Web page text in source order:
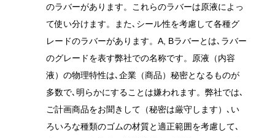
のラバーがあります。これらのラバーは原液によっ
て使い分けます。また､シール性を考慮して各種グ
レードのラバーがあります。A, Bラバーとは､ラバー
のグレードを表す弊社での名称です。原液（内容
液）の物理特性は､企業（商品）秘密となるものが
多数で､明らかにすることは嫌われます。弊社では､
ご計画商品をお聞きして（秘密は厳守します）､い
ろいろな種類のゴムの材質と適正範囲を考慮して､